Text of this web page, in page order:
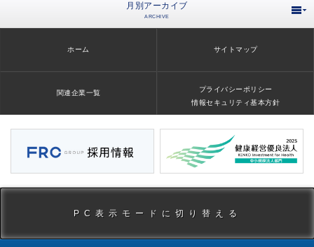
月別アーカイブ
ARCHIVE
ホーム サイトマップ
関連企業一覧
プライバシーポリシー
情報セキュリティ基本方針
PC表示モードに切り替える